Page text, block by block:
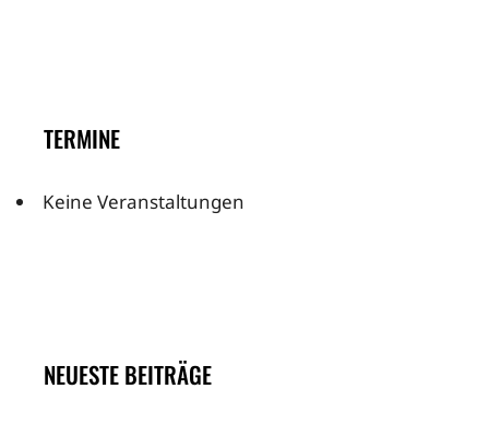
TERMINE
Keine Veranstaltungen
NEUESTE BEITRÄGE